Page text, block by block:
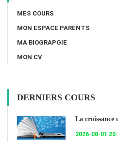
MES COURS
MON ESPACE PARENTS
MA BIOGRAPGIE
MON CV
DERNIERS COURS
La
2026-08-01